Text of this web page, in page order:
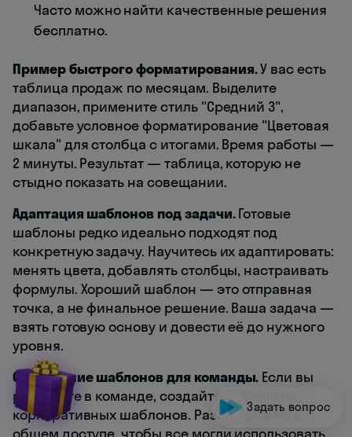
Часто можно найти качественные решения
бесплатно.
Пример быстрого форматирования.У вас есть
таблица продаж по месяцам. Выделите
диапазон, примените стиль "Средний 3",
добавьте условное форматирование "Цветовая
шкала" для столбца с итогами. Время работы —
2 минуты. Результат — таблица, которую не
стыдно показать на совещании.
Адаптация шаблонов под задачи.Готовые
шаблоны редко идеально подходят под
конкретную задачу. Научитесь их адаптировать:
менять цвета, добавлять столбцы, настраивать
формулы. Хороший шаблон — это отправная
точка, а не финальное решение. Ваша задача —
взять готовую основу и довести её до нужного
уровня.
Сохранение шаблонов для команды. Если вы
работаете в команде, создайте библиотеку
корпоративных шаблонов. Разместите их в
Задать вопрос